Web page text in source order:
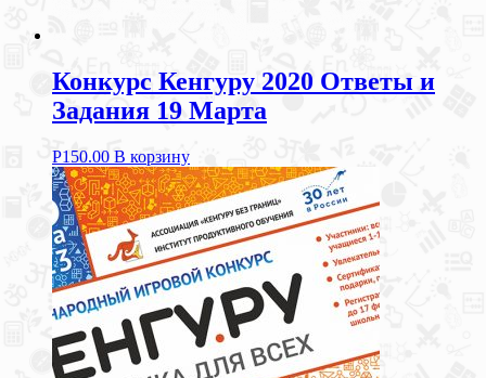
Конкурс Кенгуру 2020 Ответы и
Задания 19 Марта
Р150.00 В корзину